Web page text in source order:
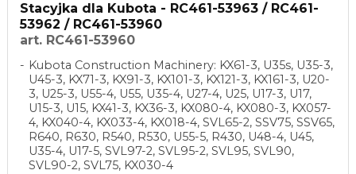
Stacyjka dla Kubota - RC461-53963 / RC461-
53962 / RC461-53960
art. RC461-53960
Kubota Construction Machinery: KX61-3, U35s, U35-3,
U45-3, KX71-3, KX91-3, KX101-3, KX121-3, KX161-3, U20-
3, U25-3, U55-4, U55, U35-4, U27-4, U25, U17-3, U17,
U15-3, U15, KX41-3, KX36-3, KX080-4, KX080-3, KX057-
4, KX040-4, KX033-4, KX018-4, SVL65-2, SSV75, SSV65,
R640, R630, R540, R530, U55-5, R430, U48-4, U45,
U35-4, U17-5, SVL97-2, SVL95-2, SVL95, SVL90,
SVL90-2, SVL75, KX030-4